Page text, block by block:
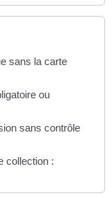
sans la carte
ou
sans contrôle
collection :